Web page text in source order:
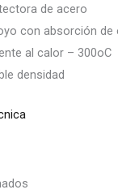
de acero
con absorción de
al calor – 300oC
densidad